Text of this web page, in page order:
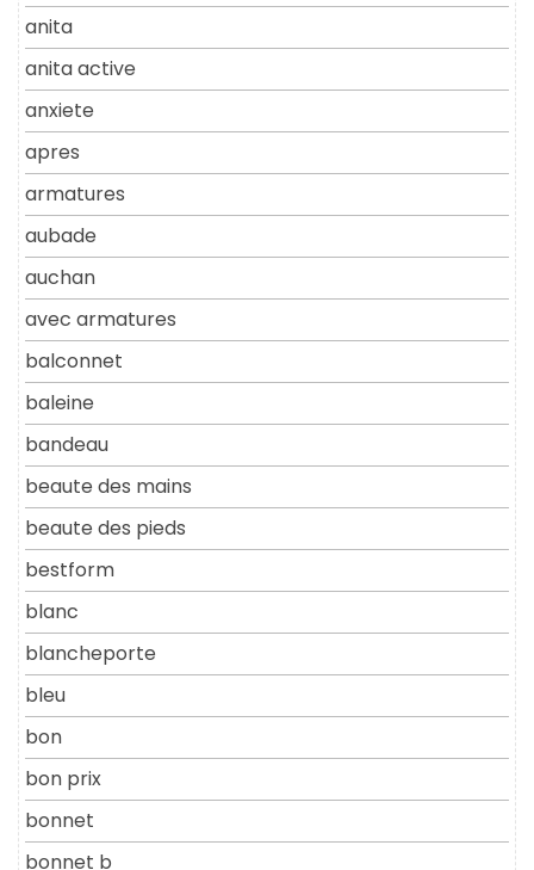
anita
anita active
anxiete
apres
armatures
aubade
auchan
avec armatures
balconnet
baleine
bandeau
beaute des mains
beaute des pieds
bestform
blanc
blancheporte
bleu
bon
bon prix
bonnet
bonnet b